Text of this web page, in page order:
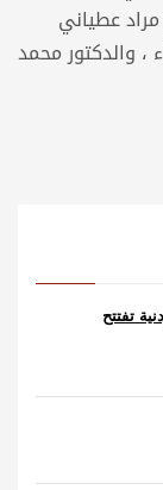
عطياني
، والدكتور محمد
تفتتح